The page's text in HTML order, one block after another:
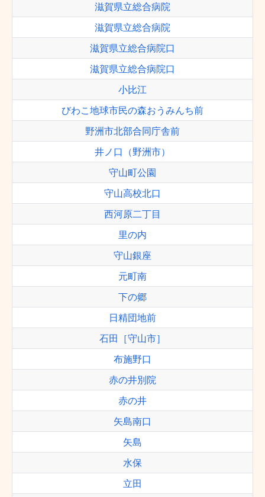
滋賀県立総合病院
滋賀県立総合病院
滋賀県立総合病院口
滋賀県立総合病院口
小比江
びわこ地球市民の森おうみんち前
野洲市北部合同庁舎前
井ノ口（野洲市）
守山町公園
守山高校北口
西河原二丁目
里の内
守山銀座
元町南
下の郷
日精団地前
石田［守山市］
布施野口
赤の井別院
赤の井
矢島南口
矢島
水保
立田